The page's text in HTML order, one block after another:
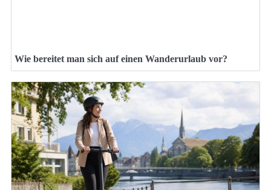
Wie bereitet man sich auf einen Wanderurlaub vor?